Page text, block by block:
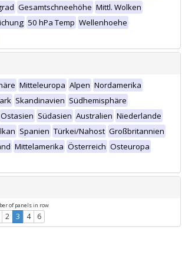
Gesamtschneehöhe Mittl. Wolken
50 hPa Temp Wellenhoehe
Mitteleuropa Alpen Nordamerika
Skandinavien Südhemisphäre
Ostasien Südasien Australien Niederlande
Spanien Türkei/Nahost Großbritannien
Mittelamerika Österreich Osteuropa
of panels in row
2 3 4 6